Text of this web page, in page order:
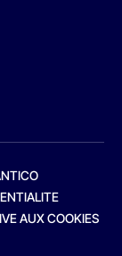
AUX COOKIES